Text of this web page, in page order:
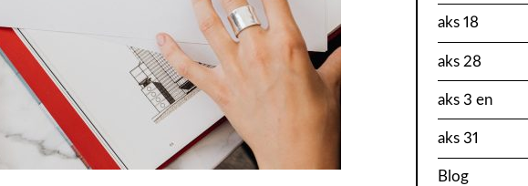
aks 18
aks 28
aks 3 en
aks 31
Blog